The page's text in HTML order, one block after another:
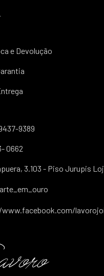
e Devolução
9389
0662
3.103 - Piso Jurupis